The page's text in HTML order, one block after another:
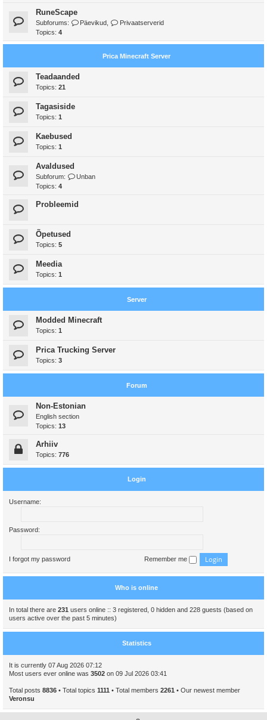
RuneScape
Subforums: Päevikud
Privaatserverid
Topics: 4
Prica Minecraft Server
Teadaanded
Topics: 21
Tagasiside
Topics: 1
Kaebused
Topics: 1
Avaldused
Subforum:
Unban
Topics: 4
Probleemid
Õpetused
Topics: 5
Meedia
Topics: 1
Server
Modded Minecraft
Topics: 1
Prica Trucking Server
Topics: 3
Forum
Non-Estonian
English section
Topics: 13
Arhiiv
Topics: 776
Login
Username:
Password:
I forgot my password Remember me
Who is online
In total there are 231 users online :: 3 registered, 0 hidden and 228 guests (based on
users active over the past 5 minutes)
Statistics
It is currently 07 Aug 2026 07:12
Most users ever online was 3502 on 09 Jul 2026 03:41
Total posts 8836 • Total topics 1111 • Total members 2261 • Our newest member
Veronsu